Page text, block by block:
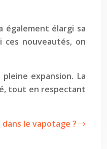
également élargi sa
ces nouveautés, on
expansion. La
tout en respectant
le vapotage ?